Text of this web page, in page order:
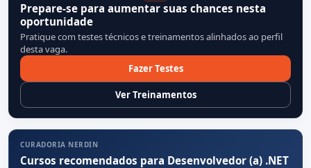
Prepare-se para aumentar suas chances nesta
oportunidade
Pratique com testes técnicos e treinamentos alinhados ao perfil
desta vaga.
Fazer Testes
Ver Treinamentos
CURADORIA NERDIN
Cursos recomendados para Desenvolvedor (a) .NET